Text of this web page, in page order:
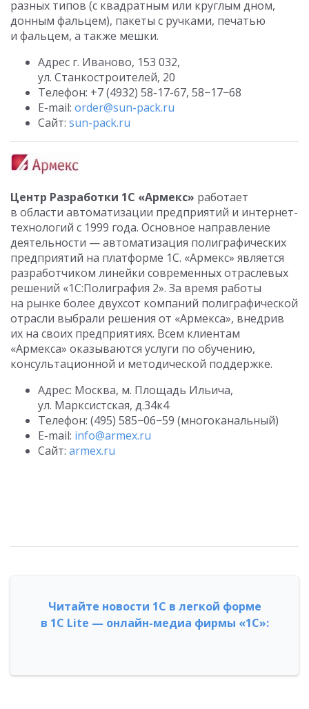
разных типов (с квадратным или круглым дном,
донным фальцем), пакеты с ручками, печатью
и фальцем, а также мешки.
Адрес г. Иваново, 153 032,
ул. Станкостроителей, 20
Телефон: +7 (4932) 58-17-67, 58−17−68
E-mail: order@sun-pack.ru
Сайт: sun-pack.ru
Центр Разработки 1С «Армекс» работает
в области автоматизации предприятий и интернет-
технологий с 1999 года. Основное направление
деятельности — автоматизация полиграфических
предприятий на платформе 1С. «Армекс» является
разработчиком линейки современных отраслевых
решений «1С:Полиграфия 2». За время работы
на рынке более двухсот компаний полиграфической
отрасли выбрали решения от «Армекса», внедрив
их на своих предприятиях. Всем клиентам
«Армекса» оказываются услуги по обучению,
консультационной и методической поддержке.
Адрес: Москва, м. Площадь Ильича,
ул. Марксистская, д.34к4
Телефон: (495) 585−06−59 (многоканальный)
E-mail: info@armex.ru
Сайт: armex.ru
Читайте новости 1С в легкой форме
в 1С Lite — онлайн-медиа фирмы «1С»: